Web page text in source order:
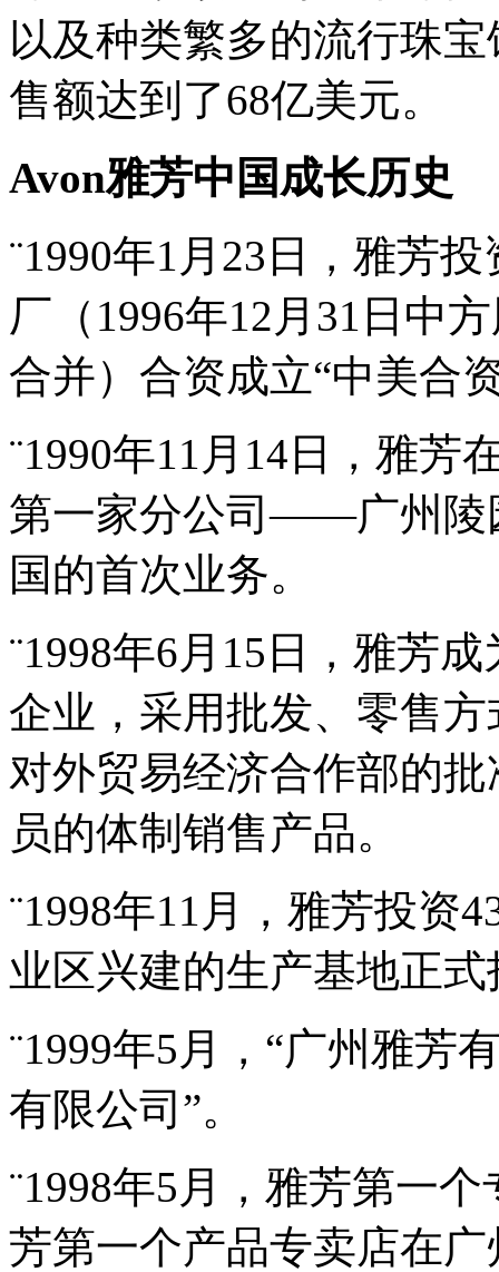
以及种类繁多的流行珠
售额达到了68亿美元。
Avon雅芳中国成长历史
¨1990年1月23日，雅芳
厂（1996年12月31日中
合并）合资成立“中美合
¨1990年11月14日，雅芳
第一家分公司——广州陵
国的首次业务。
¨1998年6月15日，雅芳
企业，采用批发、零售
对外贸易经济合作部的
员的体制销售产品。
¨1998年11月，雅芳投资
业区兴建的生产基地正式
¨1999年5月，“广州雅芳
有限公司”。
¨1998年5月，雅芳第一
芳第一个产品专卖店在